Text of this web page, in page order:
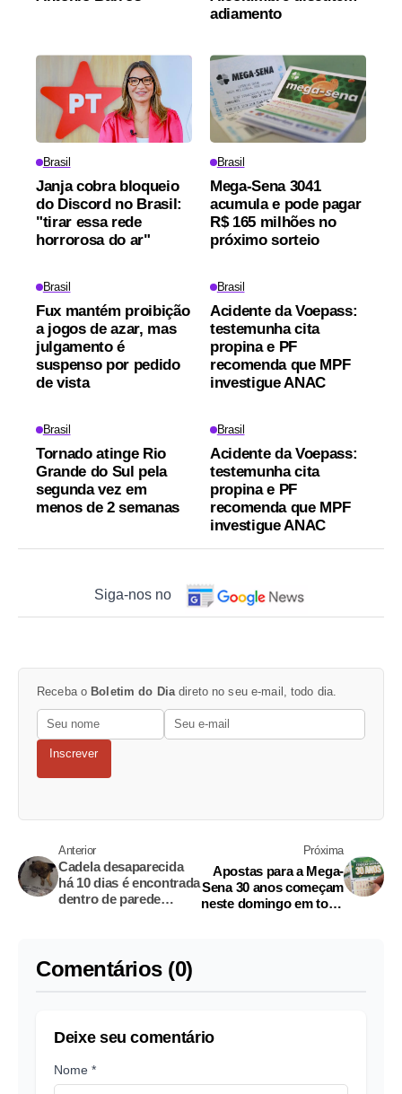
adiamento
Brasil
Janja cobra bloqueio
do Discord no Brasil:
"tirar essa rede
horrorosa do ar"
Brasil
Mega-Sena 3041
acumula e pode pagar
R$ 165 milhões no
próximo sorteio
Brasil
Fux mantém proibição
a jogos de azar, mas
julgamento é
suspenso por pedido
de vista
Brasil
Acidente da Voepass:
testemunha cita
propina e PF
recomenda que MPF
investigue ANAC
Brasil
Tornado atinge Rio
Grande do Sul pela
segunda vez em
menos de 2 semanas
Brasil
Acidente da Voepass:
testemunha cita
propina e PF
recomenda que MPF
investigue ANAC
Siga-nos no
Receba o Boletim do Diadireto no seu e-mail, todo dia.
Inscrever
Anterior
Cadela desaparecida
há 10 dias é encontrada
dentro de parede
Próxima
Apostas para a Mega-
Sena 30 anos começam
neste domingo em todo
Comentários (0)
Deixe seu comentário
Nome *